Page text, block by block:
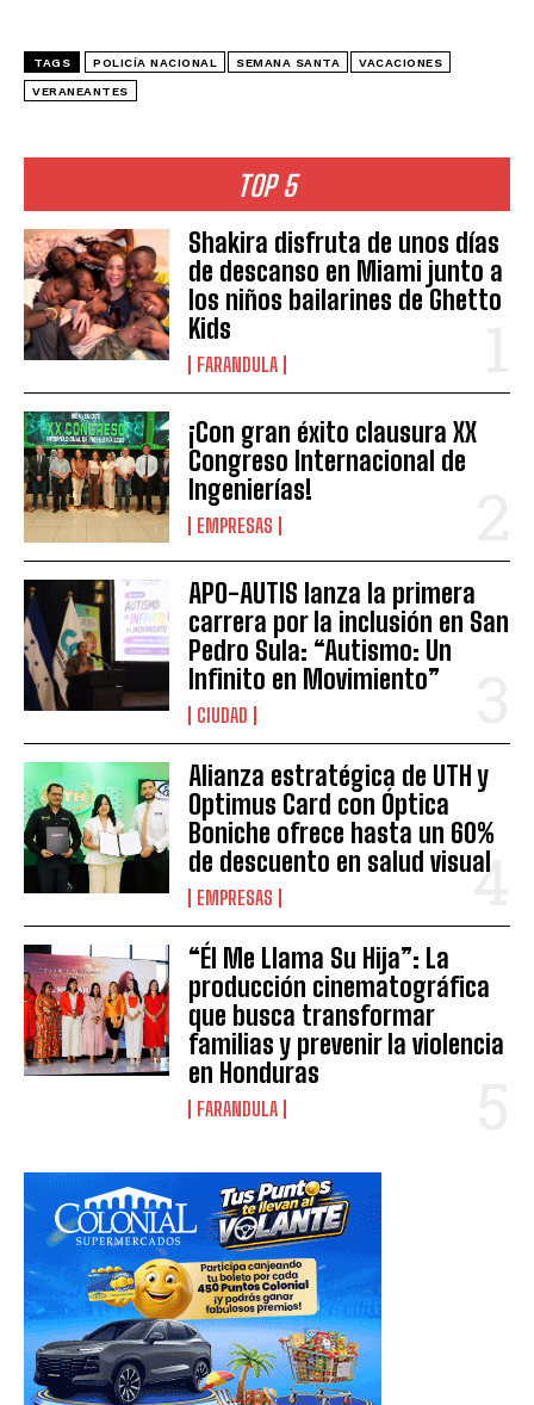
TOP 5
Shakira disfruta de unos días
de descanso en Miami junto a
los niños bailarines de Ghetto
Kids
FARANDULA
¡Con gran éxito clausura XX
Congreso Internacional de
Ingenierías!
EMPRESAS
APO-AUTIS lanza la primera
carrera por la inclusión en San
Pedro Sula: “Autismo: Un
Infinito en Movimiento”
CIUDAD
Alianza estratégica de UTH y
Optimus Card con Óptica
Boniche ofrece hasta un 60%
de descuento en salud visual
EMPRESAS
“Él Me Llama Su Hija”: La
producción cinematográfica
que busca transformar
familias y prevenir la violencia
en Honduras
FARANDULA
TAGS POLICÍA NACIONAL SEMANA SANTA VACACIONES
VERANEANTES